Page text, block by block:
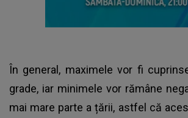
În general, maximele vor fi
grade, iar minimele vor rămâne
mai mare parte a țării, astfel că